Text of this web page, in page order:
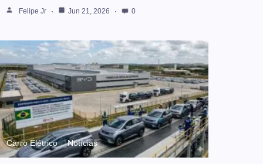
Felipe Jr Jun 21, 2026 0
Carro Elétrico Notícias